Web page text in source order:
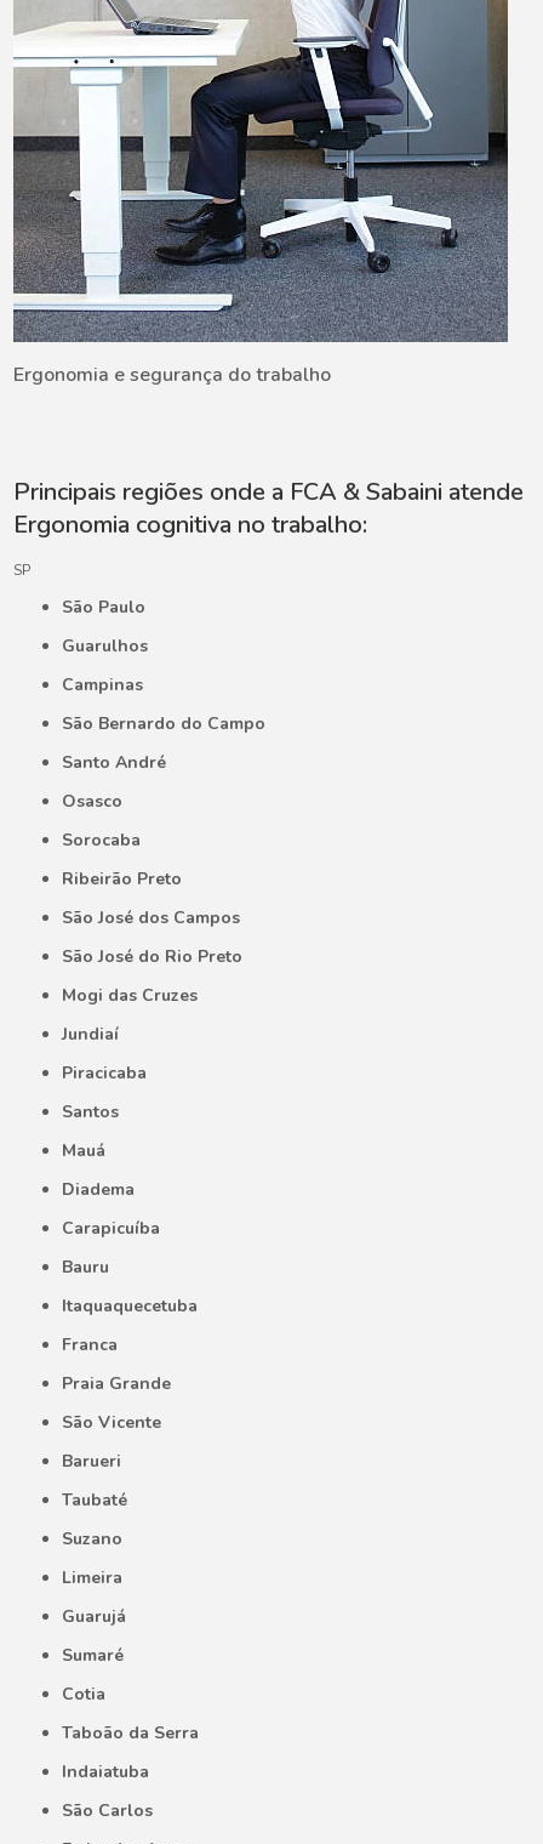
Ergonomia e segurança do trabalho
Principais regiões onde a FCA & Sabaini atende
Ergonomia cognitiva no trabalho:
SP
São Paulo
Guarulhos
Campinas
São Bernardo do Campo
Santo André
Osasco
Sorocaba
Ribeirão Preto
São José dos Campos
São José do Rio Preto
Mogi das Cruzes
Jundiaí
Piracicaba
Santos
Mauá
Diadema
Carapicuíba
Bauru
Itaquaquecetuba
Franca
Praia Grande
São Vicente
Barueri
Taubaté
Suzano
Limeira
Guarujá
Sumaré
Cotia
Taboão da Serra
Indaiatuba
São Carlos